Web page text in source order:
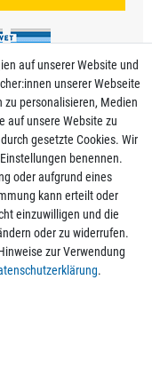
und zzgl.
Deutschlands.
by
auf unserer Website und
unserer Webseite
zu personalisieren, Medien
auf unsere Website zu
gesetzte Cookies. Wir
benennen.
oder aufgrund eines
kann erteilt oder
einzuwilligen und die
oder zu widerrufen.
zur Verwendung
.